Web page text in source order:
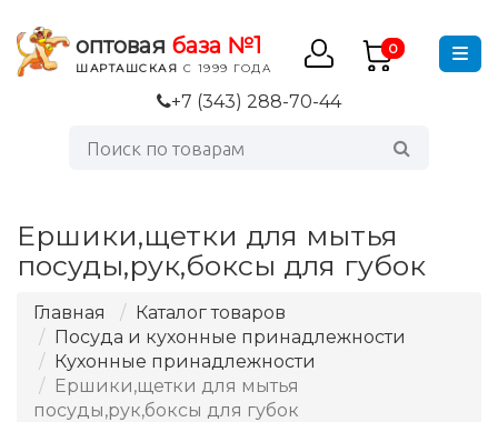
оптовая база №1
ШАРТАШСКАЯ С 1999 ГОДА
0
+7 (343) 288-70-44
Ершики,щетки для мытья
посуды,рук,боксы для губок
Главная
Каталог товаров
Посуда и кухонные принадлежности
Кухонные принадлежности
Ершики,щетки для мытья
посуды,рук,боксы для губок